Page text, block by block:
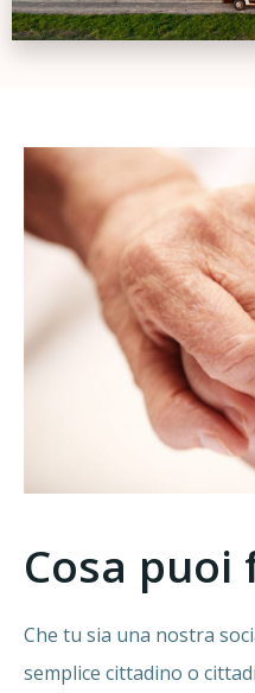
Cosa puoi
Che tu sia una nostra
semplice cittadino o